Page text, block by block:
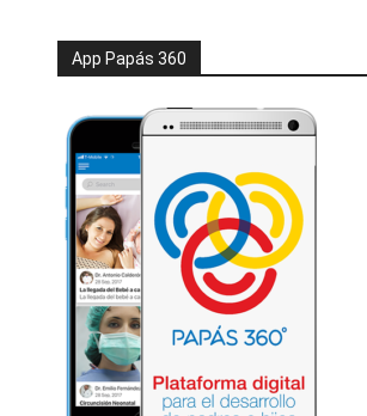
App Papás 360